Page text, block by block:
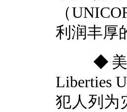
（
利润丰厚
◆美国
Liberties
犯人列为